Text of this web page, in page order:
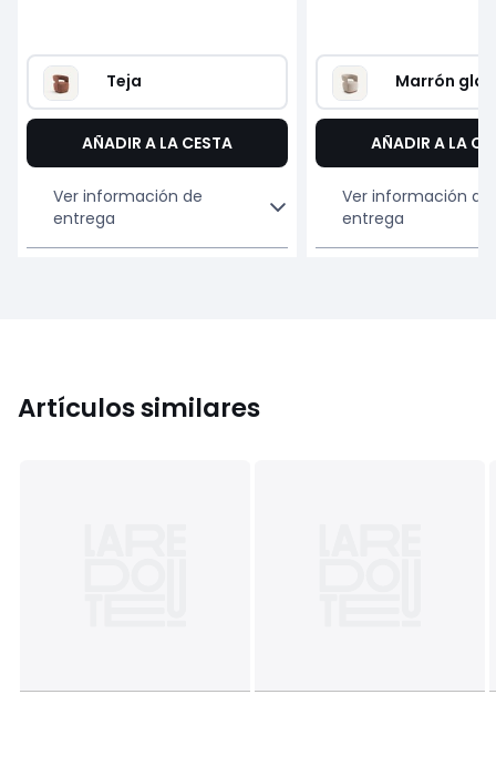
Teja
AÑADIR A LA CESTA
Ver información de
entrega
Marrón
AÑADIR A LA
Ver información de
entrega
Artículos similares